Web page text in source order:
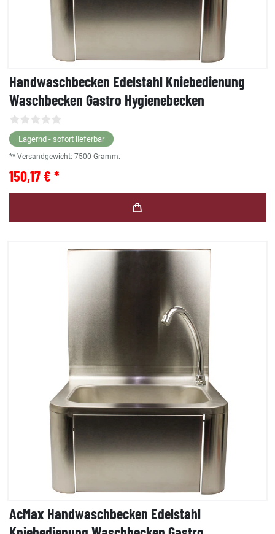
Handwaschbecken Edelstahl Kniebedienung
Waschbecken Gastro Hygienebecken
Lagernd - sofort lieferbar
** Versandgewicht: 7500 Gramm.
150,17 € *
AcMax Handwaschbecken Edelstahl